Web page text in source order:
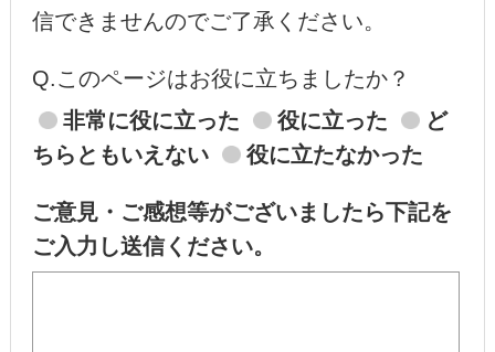
信できませんのでご了承ください。
Q.このページはお役に立ちましたか？
非常に役に立った
役に立った
ど
ちらともいえない
役に立たなかった
ご意見・ご感想等がございましたら下記を
ご入力し送信ください。